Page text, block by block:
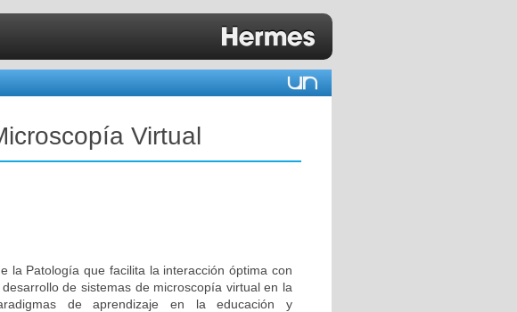
Virtual
la Patología que facilita la interacción óptima con
de sistemas de microscopía virtual en la
de aprendizaje en la educación y